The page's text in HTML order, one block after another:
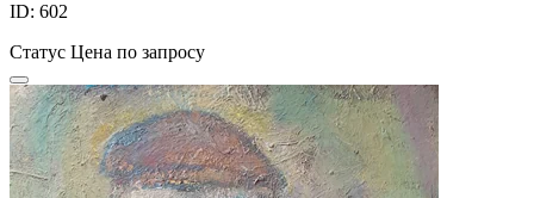
ID: 602
Статус Цена по запросу